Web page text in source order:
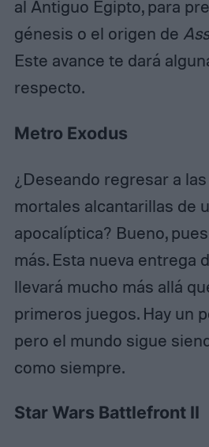
al Antiguo Egipto, para
génesis o el origen de
Este avance te dará
respecto.
Metro Exodus
¿Deseando regresar a
mortales alcantarillas de
apocalíptica? Bueno,
más. Esta nueva entrega
llevará mucho más allá
primeros juegos. Hay un
pero el mundo sigue
como siempre.
Star Wars Battlefront II